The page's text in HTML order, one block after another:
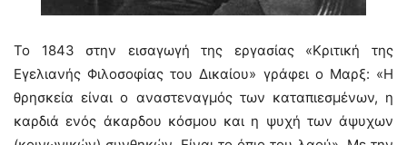
Το 1843 στην εισαγωγή της εργασίας «Κριτική της
Εγελιανής Φιλοσοφίας του Δικαίου» γράφει ο Μαρξ: «Η
θρησκεία είναι ο αναστεναγμός των καταπιεσμένων, η
καρδιά ενός άκαρδου κόσμου και η ψυχή των άψυχων